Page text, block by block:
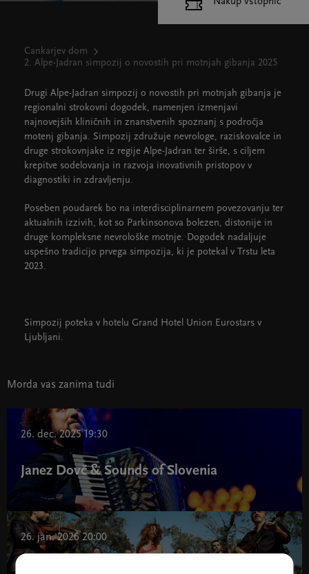
Cankarjev dom
2. Alpe-Jadran simpozij o novostih pri motnjah gibanja 2025
Drugi Alpe-Jadran simpozij o novostih pri motnjah gibanja je
regionalni strokovni dogodek, namenjen izmenjavi
najnovejših kliničnih in znanstvenih spoznanj s področja
motenj gibanja. Simpozij združuje nevrologe, raziskovalce in
druge strokovnjake iz regije Alpe-Jadran ter širše, s ciljem
krepitve sodelovanja in razvoja inovativnih pristopov v
diagnostiki in zdravljenju.
Poseben poudarek bo na interdisciplinarnem povezovanju ter
aktualnih izzivih, kot so Parkinsonova bolezen, distonije in
druge kompleksne nevrološke motnje. Dogodek nadaljuje
uspešno tradicijo prvega simpozija, ki je potekal v Trstu leta
2023.
Simpozij poteka v hotelu Grand Hotel Union Eurostars v
Ljubljani.
Morda vas zanima tudi
26. dec. 2025 19:30
Janez Dovč & Sounds of Slovenia
26. jan. 2026 20:00